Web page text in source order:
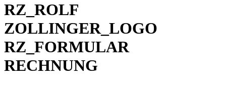
RZ_ROLF
ZOLLINGER_LOGO
RZ_FORMULAR
RECHNUNG